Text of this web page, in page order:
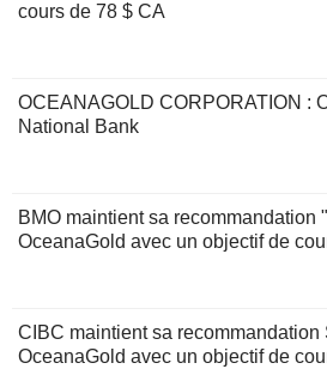
cours de 78 $ CA
OCEANAGOLD CORPORATION :
National Bank
BMO maintient sa recommandation
OceanaGold avec un objectif de
CIBC maintient sa recommandation
OceanaGold avec un objectif de